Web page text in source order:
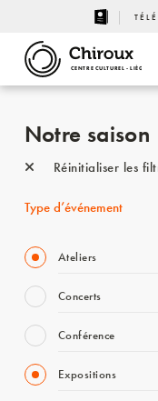
CENTRE CULTUREL - LIÈGE
Notre saison
Réinitialiser les
Type d’événement
Ateliers
Concerts
Conférence
Expositions